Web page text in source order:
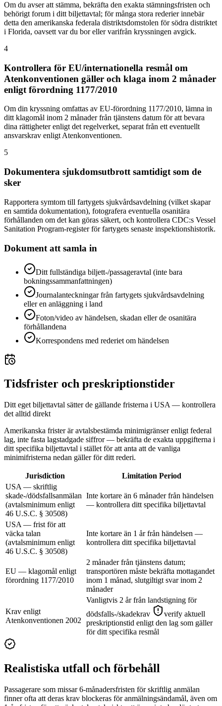
Om du avser att stämma, bekräfta den exakta stämningsfristen och
behörigt forum i ditt biljettavtal; för många stora rederier innebär
detta den amerikanska federala distriktsdomstolen för södra distriktet
i Florida, oavsett var du bor eller varifrån kryssningen avgick.
4
Kontrollera för EU/internationella resmål om
Atenkonventionen gäller och klaga inom 2 månader
enligt förordning 1177/2010
Om din kryssning omfattas av EU-förordning 1177/2010, lämna in
ditt klagomål inom 2 månader från tjänstens datum för att bevara
dina rättigheter enligt det regelverket, separat från ett eventuellt
ansvarskrav enligt Atenkonventionen.
5
Dokumentera sjukdomsutbrott samtidigt som de
sker
Rapportera symtom till fartygets sjukvårdsavdelning (vilket skapar
en samtida dokumentation), fotografera eventuella osanitära
förhållanden om det kan göras säkert, och kontrollera CDC:s Vessel
Sanitation Program-register för fartygets senaste inspektionshistorik.
Dokument att samla in
Ditt fullständiga biljett-/passageravtal (inte bara
bokningssammanfattningen)
Journalanteckningar från fartygets sjukvårdsavdelning
eller en anläggning i land
Foton/video av händelsen, skadan eller de osanitära
förhållandena
Korrespondens med rederiet om händelsen
Tidsfrister och preskriptionstider
Ditt eget biljettavtal sätter de gällande fristerna i USA — kontrollera
det alltid direkt
Amerikanska frister är avtalsbestämda minimigränser enligt federal
lag, inte fasta lagstadgade siffror — bekräfta de exakta uppgifterna i
ditt specifika biljettavtal i stället för att anta att de vanliga
minimifristerna nedan gäller för ditt rederi.
Jurisdiction
Limitation Period
USA — skriftlig
skade-/dödsfallsanmälan
(avtalsminimum enligt
46 U.S.C. § 30508)
Inte kortare än 6 månader från händelsen
— kontrollera ditt specifika biljettavtal
USA — frist för att
väcka talan
(avtalsminimum enligt
46 U.S.C. § 30508)
Inte kortare än 1 år från händelsen —
kontrollera ditt specifika biljettavtal
EU — klagomål enligt
förordning 1177/2010
2 månader från tjänstens datum;
transportören måste bekräfta mottagandet
inom 1 månad, slutgiltigt svar inom 2
månader
Krav enligt
Atenkonventionen 2002
Vanligtvis 2 år från landstigning för
dödsfalls-/skadekrav
verify aktuell
preskriptionstid enligt den lag som gäller
för ditt specifika resmål
Realistiska utfall och förbehåll
Passagerare som missar 6-månadersfristen för skriftlig anmälan
finner ofta att deras krav blockeras för anmälningsändamål, även om